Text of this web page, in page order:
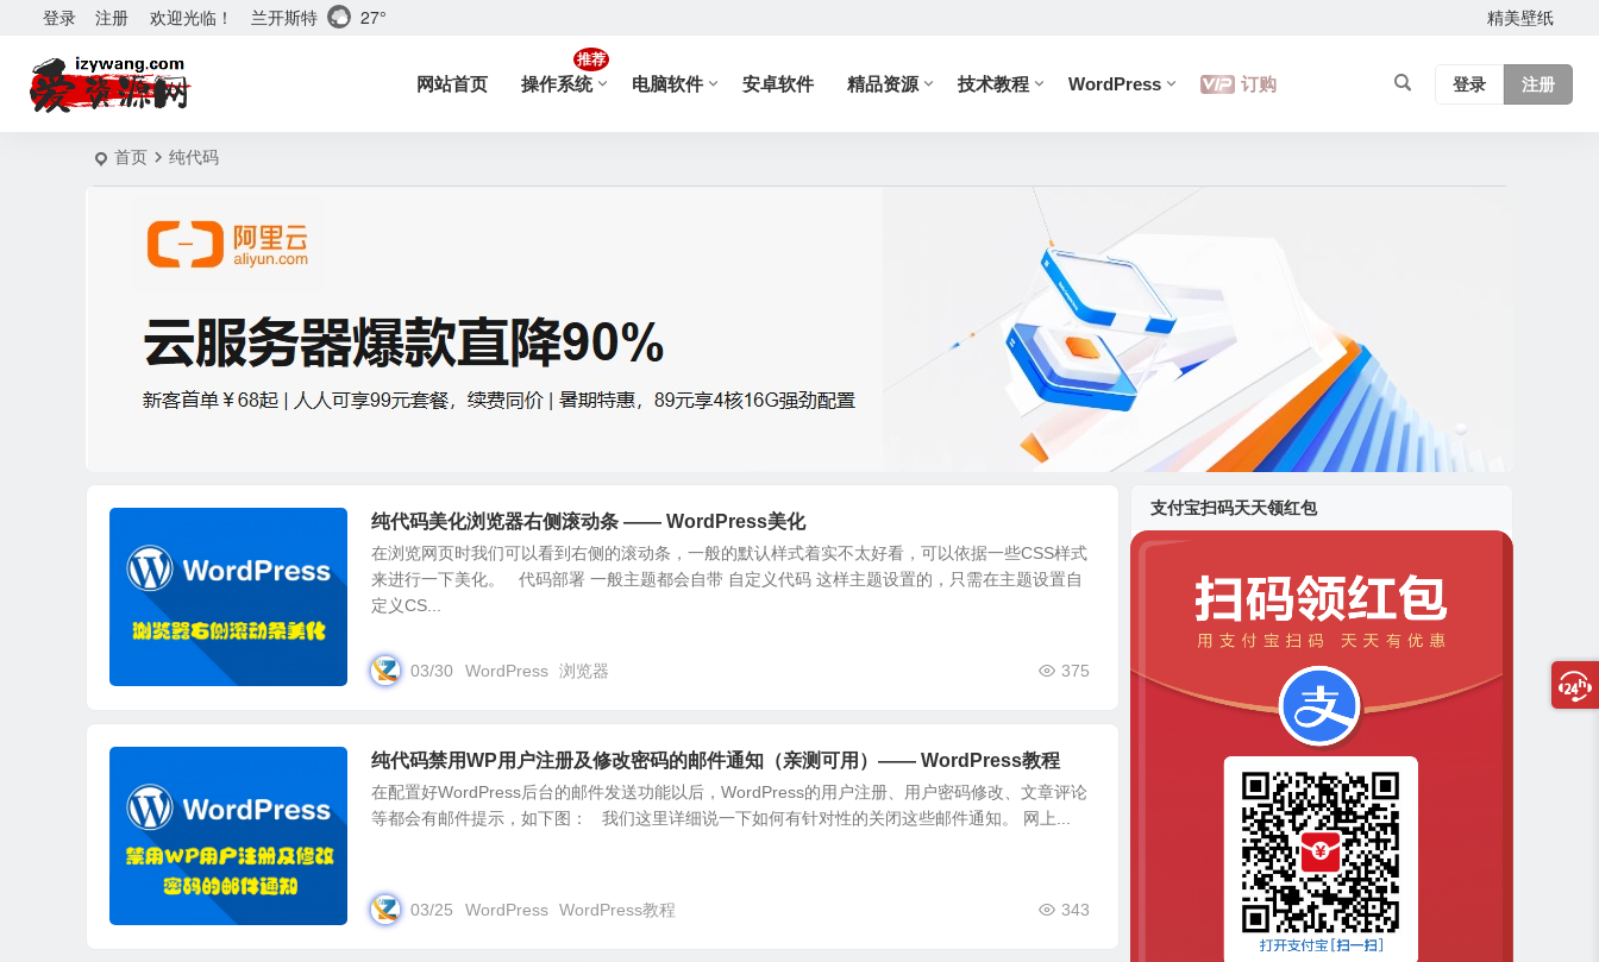
欢迎光临！
登录 注册 兰开斯特 27° 精美壁纸
网站首页 操作系统
推荐
电脑软件 安卓软件 精品资源 技术教程 WordPress 订购 登录 注册
首页 纯代码
纯代码美化浏览器右侧滚动条 —— WordPress美化
在浏览网页时我们可以看到右侧的滚动条，一般的默认样式着实不太好看，可以依据一些CSS样式
来进行一下美化。 代码部署 一般主题都会自带 自定义代码 这样主题设置的，只需在主题设置自
定义CS...
03/30 375
WordPress 浏览器
纯代码禁用WP用户注册及修改密码的邮件通知（亲测可用）—— WordPress教程
在配置好WordPress后台的邮件发送功能以后，WordPress的用户注册、用户密码修改、文章评论
等都会有邮件提示，如下图： 我们这里详细说一下如何有针对性的关闭这些邮件通知。 网上...
03/25 343
WordPress WordPress教程
支付宝扫码天天领红包